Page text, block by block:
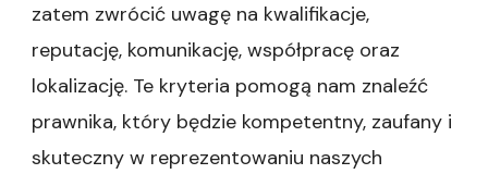
zatem zwrócić uwagę na kwalifikacje,
reputację, komunikację, współpracę oraz
lokalizację. Te kryteria pomogą nam znaleźć
prawnika, który będzie kompetentny, zaufany i
skuteczny w reprezentowaniu naszych